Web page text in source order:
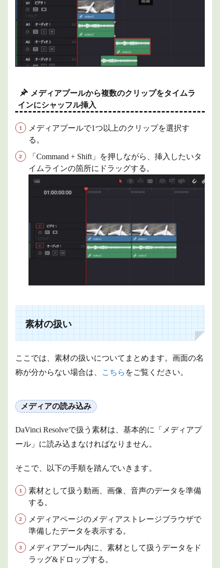
メディアプールから複数のクリップをタイムラ
インにシャッフル挿入
メディアプールで1つ以上のクリップを選択す
る。
「Command + Shift」を押しながら、挿入したいタ
イムラインの箇所にドラッグする。
素材の扱い
ここでは、素材の扱いについてまとめます。 画面の名
称が分からない場合は、
こちら をご覧ください。
メディアの読み込み
DaVinci Resolveで扱う素材は、基本的に「メディアプ
ール」に読み込まなければなりません。
そこで、以下の手順を踏んでいきます。
素材として扱う動画、画像、音声のデータを準備
する。
メディアページのメディアストレージブラウザで
準備したデータを表示する。
メディアプール内に、素材として扱うデータをド
ラッグ&ドロップする。